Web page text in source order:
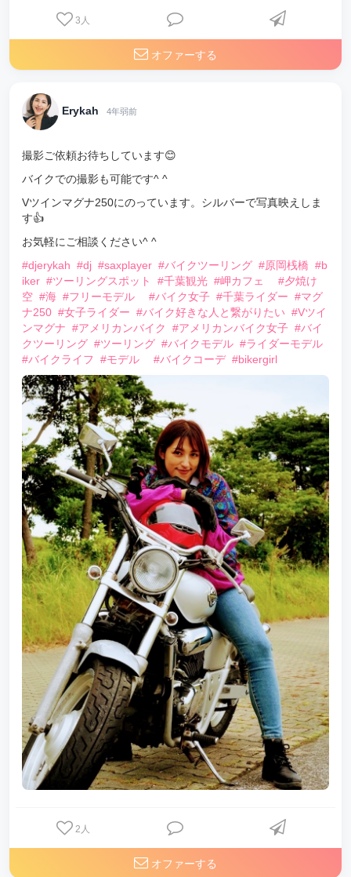
3 人
オファーする
Erykah 4年弱前
撮影ご依頼お待ちしています😊
バイクでの撮影も可能です^ ^
Vツインマグナ250にのっています。シルバーで写真映えしま
す👍
お気軽にご相談ください^ ^
#djerykah #dj #saxplayer #バイクツーリング #原岡桟橋 #b
iker #ツーリングスポット #千葉観光 #岬カフェ
#夕焼け
空 #海 #フリーモデル #バイク女子 #千葉ライダー #マグ
ナ250 #女子ライダー #バイク好きな人と繋がりたい #Vツイ
ンマグナ #アメリカンバイク #アメリカンバイク女子 #バイ
クツーリング #ツーリング #バイクモデル #ライダーモデル
#バイクライフ
#モデル #バイクコーデ #bikergirl
2 人
オファーする